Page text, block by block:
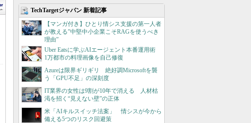
TechTargetジャパン 新着記事
【マンガ付き】ひとり情シス支援の第一人者
が教える”中堅中小企業こそRAGを使うべき
理由”
Uber Eatsに学ぶAIエージェント本番運用術
1万都市の料理画像を自己修復
Azureは限界ギリギリ 絶好調Microsoftを襲
う「GPU不足」の深刻度
IT業界の女性は9割が10年で消える 人材枯
渇を招く“見えない壁”の正体
米「AIキルスイッチ法案」 情シスが今から
備える5つのリスク回避策